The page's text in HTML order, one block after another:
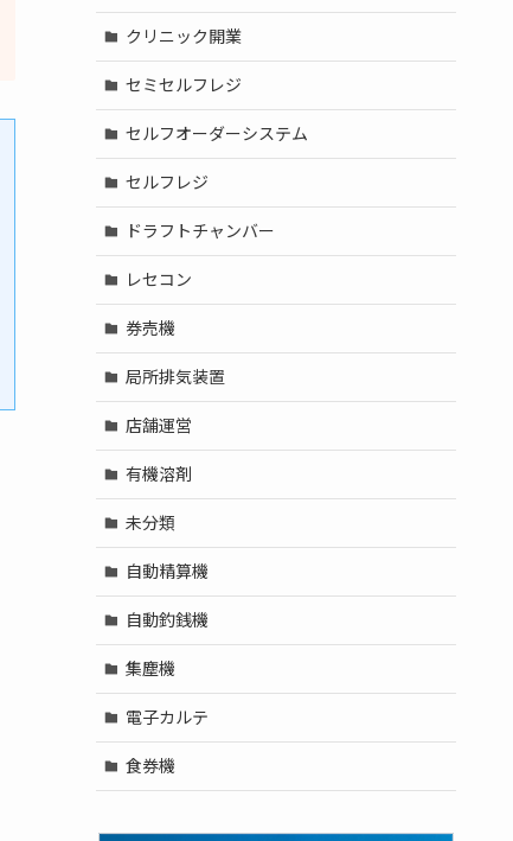
クリニック開業
セミセルフレジ
セルフオーダーシステム
セルフレジ
ドラフトチャンバー
レセコン
券売機
局所排気装置
店舗運営
有機溶剤
未分類
自動精算機
自動釣銭機
集塵機
電子カルテ
食券機